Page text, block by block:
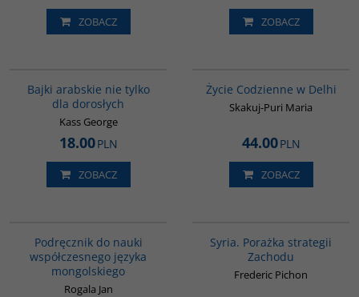
ZOBACZ ZOBACZ
Bajki arabskie nie tylko
dla dorosłych
Kass George
18.00PLN
ZOBACZ
Życie Codzienne w Delhi
Skakuj-Puri Maria
44.00PLN
ZOBACZ
Podręcznik do nauki
współczesnego języka
mongolskiego
Rogala Jan
Syria. Porażka strategii
Zachodu
Frederic Pichon